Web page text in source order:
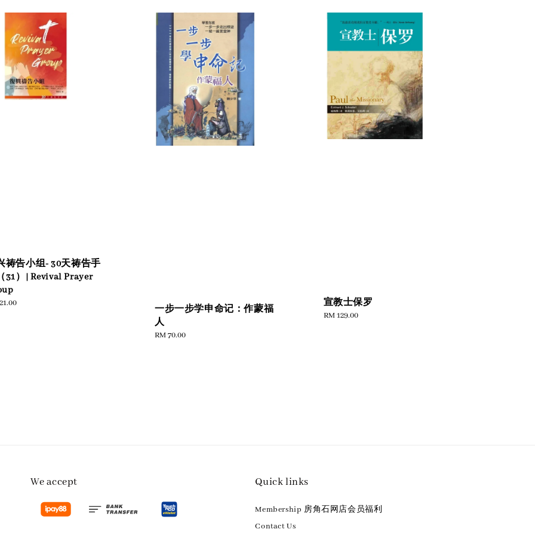
祷告小组- 30天祷告手
31）| Revival Prayer
一步一步学申命记：作蒙福
人
Regular
RM 70.00
宣教士保罗
Regular
RM 129.00
We accept Quick links
Membership 房角石网店会员福利
Contact Us